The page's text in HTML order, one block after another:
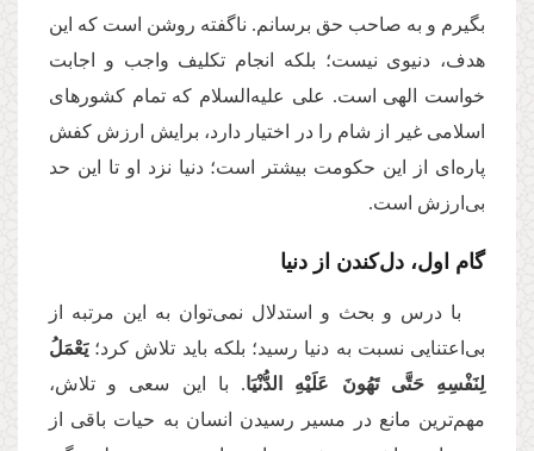
بگیرم و به صاحب حق برسانم. ناگفته روشن است كه این
هدف، دنیوی نیست؛ بلكه انجام تکلیف واجب و اجابت
خواست الهی است. علی علیه‌السلام كه تمام کشورهای
اسلامی غیر از شام را در اختیار دارد، برایش ارزش کفش
پاره‌ای از این حکومت بیشتر است؛ دنیا نزد او تا این حد
بی‌ارزش است.
گام اول، دل‌كندن از دنیا
با درس و بحث و استدلال نمی‌توان به این مرتبه از
بی‌اعتنایی نسبت به دنیا رسید؛ بلكه باید تلاش کرد؛یَعْمَلُ
لِنَفْسِهِ حَتَّى تَهُونَ عَلَیْهِ الدُّنْیَا. با این سعی و تلاش،
مهم‌ترین مانع در مسیر رسیدن انسان به حیات باقی از